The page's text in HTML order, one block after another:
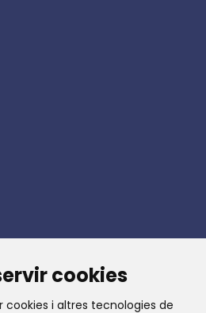
cookies
cookies i altres tecnologies de